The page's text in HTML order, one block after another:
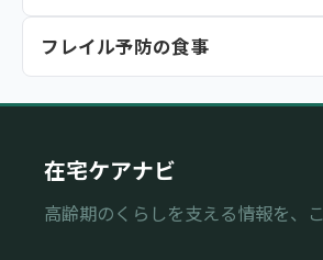
フレイル予防の食事
在宅ケアナビ
高齢期のくらしを支える情報を、